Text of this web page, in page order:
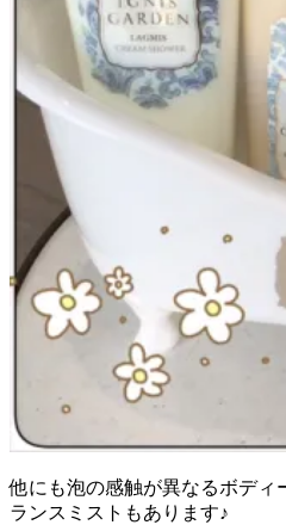
他にも泡の感触が異なるボディ
ランスミストもあります♪